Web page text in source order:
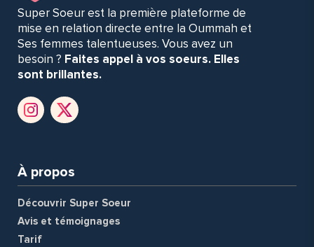
Super Soeur est la première plateforme de
mise en relation directe entre la Oummah et
Ses femmes talentueuses. Vous avez un
besoin ? Faites appel à vos soeurs. Elles
sont brillantes.
À propos
Découvrir Super Soeur
Avis et témoignages
Tarif